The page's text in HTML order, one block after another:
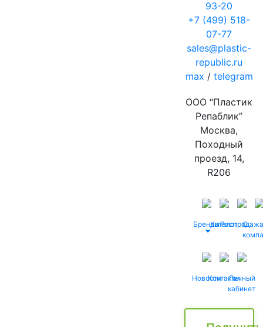
93-20
+7 (499) 518-
07-77
sales@plastic-
republic.ru
max / telegram
ООО “Пластик
Репаблик”
Москва,
Походный
проезд, 14,
R206
БрендыКаталог
Распродажа
О
НовостиКонтактыЛичный
кабинет